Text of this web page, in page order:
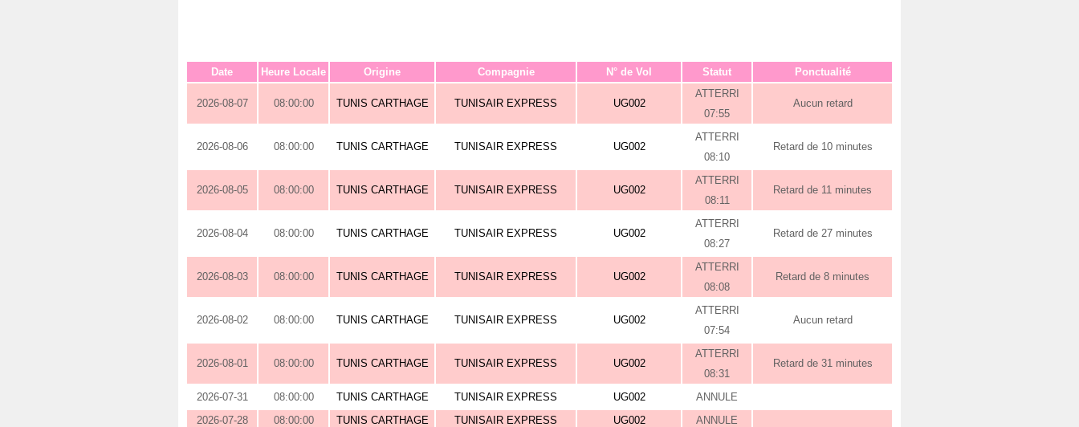
Date Heure Locale Origine Compagnie N° de Vol Statut Ponctualité
2026-08-07 08:00:00 TUNIS CARTHAGE TUNISAIR EXPRESS UG002
ATTERRI
07:55
Aucun retard
2026-08-06 08:00:00 TUNIS CARTHAGE TUNISAIR EXPRESS UG002
ATTERRI
08:10
Retard de 10 minutes
2026-08-05 08:00:00 TUNIS CARTHAGE TUNISAIR EXPRESS UG002
ATTERRI
08:11
Retard de 11 minutes
2026-08-04 08:00:00 TUNIS CARTHAGE TUNISAIR EXPRESS UG002
ATTERRI
08:27
Retard de 27 minutes
2026-08-03 08:00:00 TUNIS CARTHAGE TUNISAIR EXPRESS UG002
ATTERRI
08:08
Retard de 8 minutes
2026-08-02 08:00:00 TUNIS CARTHAGE TUNISAIR EXPRESS UG002
ATTERRI
07:54
Aucun retard
2026-08-01 08:00:00 TUNIS CARTHAGE TUNISAIR EXPRESS UG002
ATTERRI
08:31
Retard de 31 minutes
2026-07-31 08:00:00 TUNIS CARTHAGE TUNISAIR EXPRESS UG002
ANNULE
2026-07-28
08:00:00 TUNIS CARTHAGE TUNISAIR EXPRESS UG002
ANNULE